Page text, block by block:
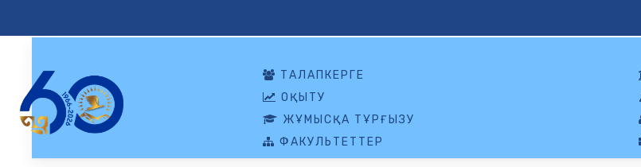
ТАЛАПКЕРГЕ
ОҚЫТУ
ЖҰМЫСҚА ТҰРҒЫЗУ
ФАКУЛЬТЕТТЕР